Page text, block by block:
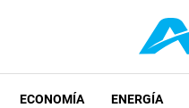
ECONOMÍA ENERGÍA